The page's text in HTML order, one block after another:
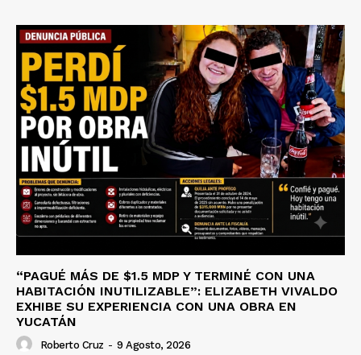
“PAGUÉ MÁS DE $1.5 MDP Y TERMINÉ CON UNA
HABITACIÓN INUTILIZABLE”: ELIZABETH VIVALDO
EXHIBE SU EXPERIENCIA CON UNA OBRA EN
YUCATÁN
Roberto Cruz - 9 Agosto, 2026